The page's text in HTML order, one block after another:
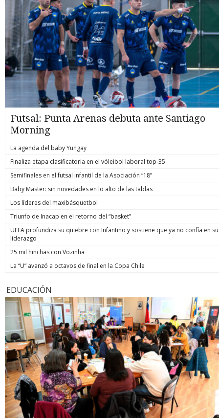
Futsal: Punta Arenas debuta ante Santiago
Morning
La agenda del baby Yungay
Finaliza etapa clasificatoria en el vóleibol laboral top-35
Semifinales en el futsal infantil de la Asociación “18”
Baby Master: sin novedades en lo alto de las tablas
Los líderes del maxibásquetbol
Triunfo de Inacap en el retorno del “basket”
UEFA profundiza su quiebre con Infantino y sostiene que ya no confía en su
liderazgo
25 mil hinchas con Vozinha
La “U” avanzó a octavos de final en la Copa Chile
EDUCACIÓN